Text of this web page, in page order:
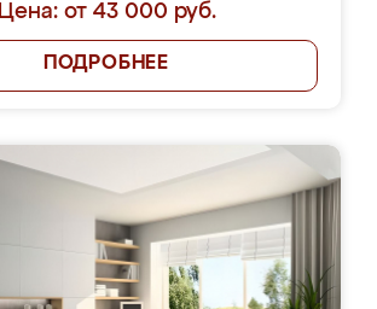
Цена: от 43 000 руб.
ПОДРОБНЕЕ